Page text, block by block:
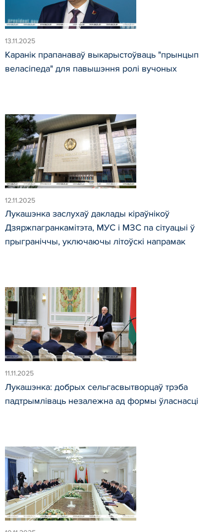
13.11.2025
Каранік прапанаваў выкарыстоўваць "прынцып
веласіпеда" для павышэння ролі вучоных
12.11.2025
Лукашэнка заслухаў даклады кіраўнікоў
Дзяржпагранкамітэта, МУС і МЗС па сітуацыі ў
прыграніччы, уключаючы літоўскі напрамак
11.11.2025
Лукашэнка: добрых сельгасвытворцаў трэба
падтрымліваць незалежна ад формы ўласнасці